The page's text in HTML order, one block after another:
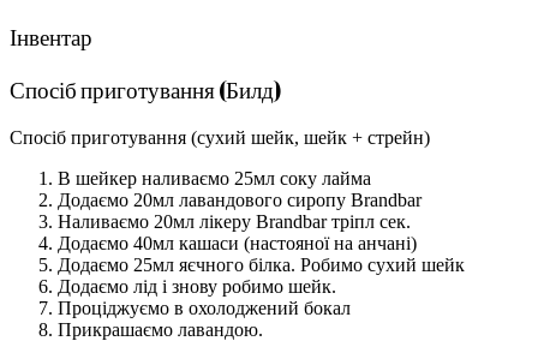
Інвентар
Спосіб приготування (Билд)
Спосіб приготування (сухий шейк, шейк + стрейн)
В шейкер наливаємо 25мл соку лайма
Додаємо 20мл лавандового сиропу Brandbar
Наливаємо 20мл лікеру Brandbar тріпл сек.
Додаємо 40мл кашаси (настояної на анчані)
Додаємо 25мл яєчного білка. Робимо сухий шейк
Додаємо лід і знову робимо шейк.
Проціджуємо в охолоджений бокал
Прикрашаємо лавандою.